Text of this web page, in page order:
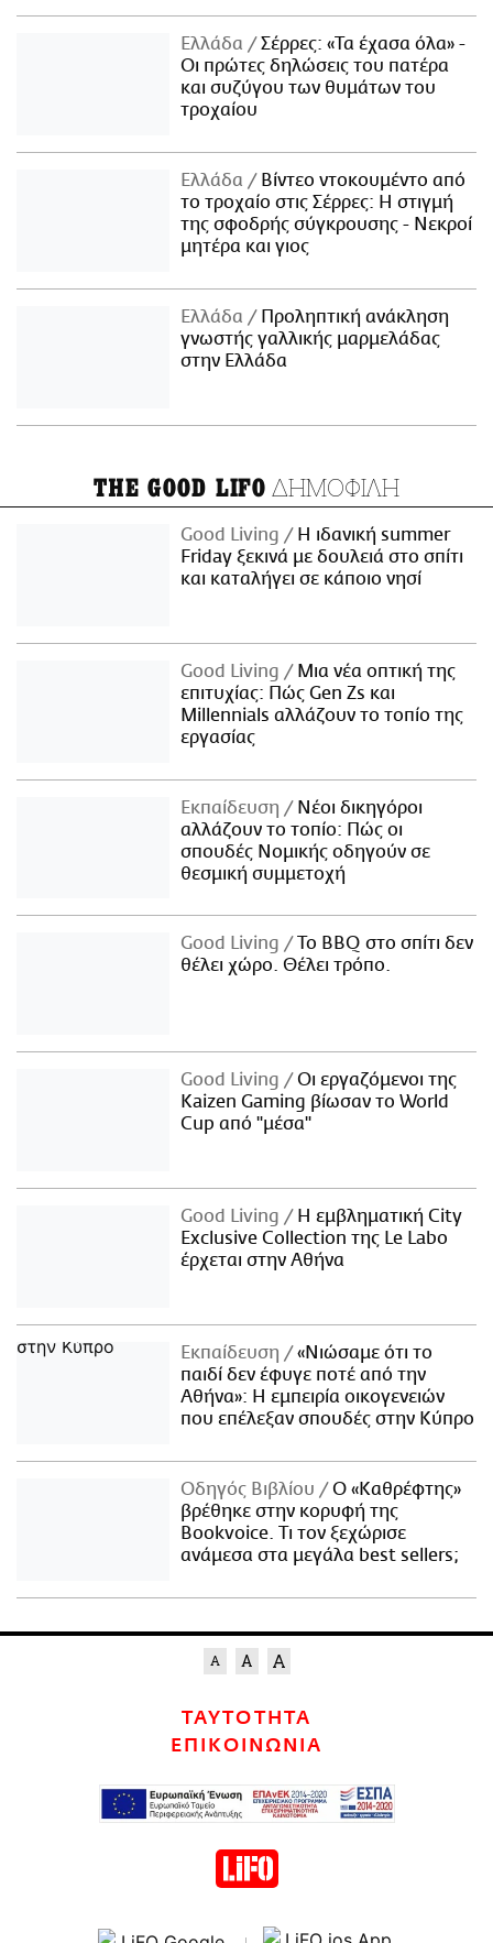
Ελλάδα
Σέρρες: «Τα έχασα όλα» -
Οι πρώτες δηλώσεις του πατέρα
και συζύγου των θυμάτων του
τροχαίου
Ελλάδα
Βίντεο ντοκουμέντο από
το τροχαίο στις Σέρρες: Η στιγμή
της σφοδρής σύγκρουσης - Νεκροί
μητέρα και γιος
Ελλάδα
Προληπτική ανάκληση
γνωστής γαλλικής μαρμελάδας
στην Ελλάδα
THE GOOD LIFO ΔΗΜΟΦΙΛΗ
Good Living
Η ιδανική summer
Friday ξεκινά με δουλειά στο σπίτι
και καταλήγει σε κάποιο νησί
Good Living
Μια νέα οπτική της
επιτυχίας: Πώς Gen Zs και
Millennials αλλάζουν το τοπίο της
εργασίας
Εκπαίδευση
Νέοι δικηγόροι
αλλάζουν το τοπίο: Πώς οι
σπουδές Νομικής οδηγούν σε
θεσμική συμμετοχή
Good Living
Το BBQ στο σπίτι δεν
θέλει χώρο. Θέλει τρόπο.
Good Living
Οι εργαζόμενοι της
Kaizen Gaming βίωσαν το World
Cup από "μέσα"
Good Living
Η εμβληματική City
Exclusive Collection της Le Labo
έρχεται στην Αθήνα
Εκπαίδευση
«Νιώσαμε ότι το
παιδί δεν έφυγε ποτέ από την
Αθήνα»: Η εμπειρία οικογενειών
που επέλεξαν σπουδές στην Κύπρο
Οδηγός Βιβλίου
Ο «Καθρέφτης»
βρέθηκε στην κορυφή της
Bookvoice. Τι τον ξεχώρισε
ανάμεσα στα μεγάλα best sellers;
ΤΑΥΤΟΤΗΤΑ
ΕΠΙΚΟΙΝΩΝΙΑ